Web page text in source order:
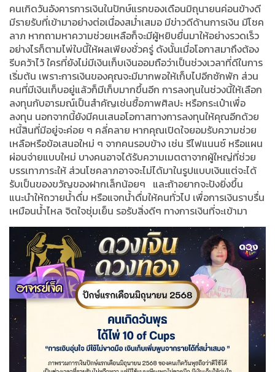
คนเกิดวันอังคารการเงินในปักษ์แรกของเดือนมิถุนายนค่อนข้างดี
มีรายรับที่เข้ามาอย่างต่อเนื่องสม่ำเสมอ มีข่าวดีด้านการเงิน มีโชค
ลาภ หากถามหาความช่วยเหลือก็จะมีผู้หยิบยื่นมาให้อย่างรวดเร็ว
อย่างไรก็ตามไพ่ใบนี้ให้ผลเพียงชั่วครู่ ดังนั้นเมื่อโอกาสมาถึงต้อง
รีบคว้าไว้ ใครที่ยังไม่มีเงินเก็บเงินออมถือว่าเป็นช่วงเวลาที่ดีในการ
เริ่มต้น เพราะการเงินของคุณจะมีมากพอให้เก็บไปอีกซักพัก ส่วน
คนที่มีเงินเก็บอยู่แล้วก็มีเก็บมากขึ้นอีก การลงทุนในช่วงนี้ให้เลือก
ลงทุนกับอารมณ์เป็นสำคัญเช่นซื้อภาพศิลปะ หรือกระเป๋าเพื่อ
ลงทุน นอกจากนี้ยังมีคนเสนอโอกาสทางการลงทุนให้คุณอีกด้วย
หนี้สินที่มีอยู่จะค่อย ๆ คลี่คลาย หากคุณเปิดใจยอมรับความช่วย
เหลือหรือข้อเสนอใหม่ ๆ จากคนรอบข้าง เช่น รีไฟแนนซ์ หรือแผน
ผ่อนจ่ายแบบใหม่ บางคนอาจได้รับความเมตตาจากผู้ใหญ่ที่ช่วย
บรรเทาภาระให้ ส่วนโชคลาภอาจจะไม่ได้มาในรูปแบบเงินแต่จะได้
รับเป็นของขวัญของฝากเล็กน้อยๆ และถ้าอยากจะปังยิ่งขึ้น
แนะนำให้ถวายน้ำดื่ม หรือแจกน้ำดื่มให้คนทั่วไป เพื่อการเงินราบรื่น
เหมือนน้ำไหล จิตใจชุ่มเย็น รอรับสิ่งดีๆ ทางการเงินที่จะเข้ามา